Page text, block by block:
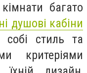
багато
душові кабіни
стиль та
критеріями